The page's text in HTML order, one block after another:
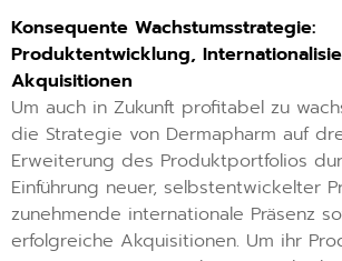
Konsequente Wachstumsstrategie:
Produktentwicklung,
Akquisitionen
Um auch in Zukunft profitabel zu
die Strategie von Dermapharm auf
Erweiterung des Produktportfolios
Einführung neuer, selbstentwickelter
zunehmende internationale Präsenz
erfolgreiche Akquisitionen. Um ihr